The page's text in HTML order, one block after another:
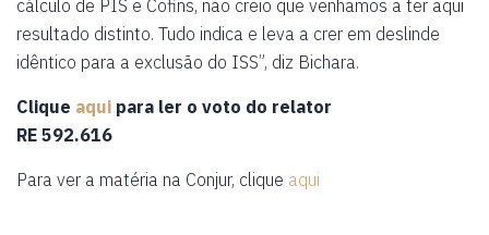
cálculo de PIS e Cofins, não creio que venhamos a ter aqui
resultado distinto. Tudo indica e leva a crer em deslinde
idêntico para a exclusão do ISS”, diz Bichara.
Clique aqui para ler o voto do relator
RE 592.616
Para ver a matéria na Conjur, clique aqui